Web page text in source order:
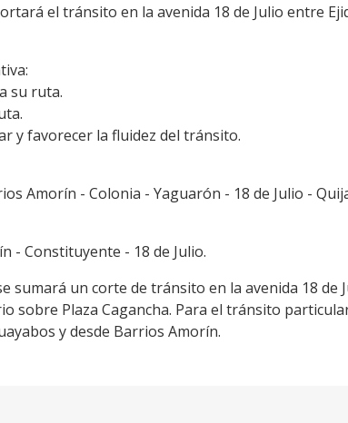
el tránsito en la avenida 18 de Julio entre
su ruta.
y favorecer la fluidez del tránsito.
Amorín - Colonia - Yaguarón - 18 de Julio -
- Constituyente - 18 de Julio.
sumará un corte de tránsito en la avenida 18 de
sobre Plaza Cagancha. Para el tránsito
y desde Barrios Amorín.